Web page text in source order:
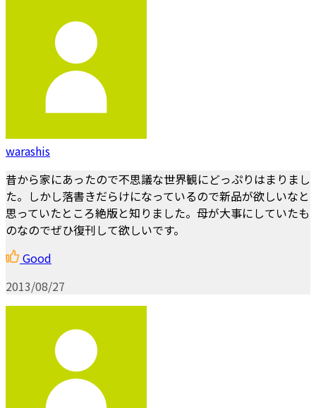
warashis
昔から家にあったので不思議な世界観にどっぷりはまりまし
た。しかし落書きだらけになっているので新品が欲しいなと
思っていたところ絶版と知りました。母が大事にしていたも
のなのでぜひ復刊して欲しいです。
Good
2013/08/27